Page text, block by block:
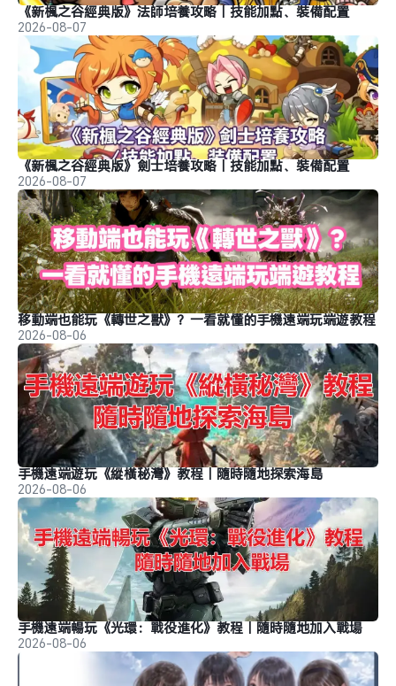
《新楓之谷經典版》法師培養攻略｜技能加點、裝備配置
2026-08-07
《新楓之谷經典版》劍士培養攻略｜技能加點、裝備配置
2026-08-07
移動端也能玩《轉世之獸》？一看就懂的手機遠端玩端遊教程
2026-08-06
手機遠端遊玩《縱橫秘灣》教程｜隨時隨地探索海島
2026-08-06
手機遠端暢玩《光環：戰役進化》教程｜隨時隨地加入戰場
2026-08-06